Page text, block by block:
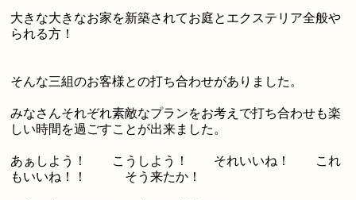
大きな大きなお家を新築されてお庭とエクステリア全般や
られる方！
そんな三組のお客様との打ち合わせがありました。
みなさんそれぞれ素敵なプランをお考えで打ち合わせも楽
しい時間を過ごすことが出来ました。
あぁしよう！ こうしよう！ それいいね！ これ
もいいね！！ そう来たか！